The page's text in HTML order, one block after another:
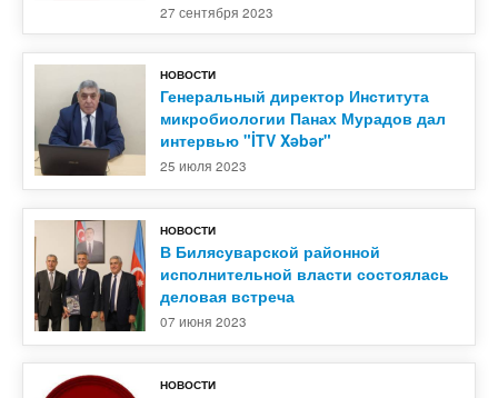
27 сентября 2023
НОВОСТИ
Генеральный директор Института
микробиологии Панах Мурадов дал
интервью "İTV Xəbər"
25 июля 2023
НОВОСТИ
В Билясуварской районной
исполнительной власти состоялась
деловая встреча
07 июня 2023
НОВОСТИ